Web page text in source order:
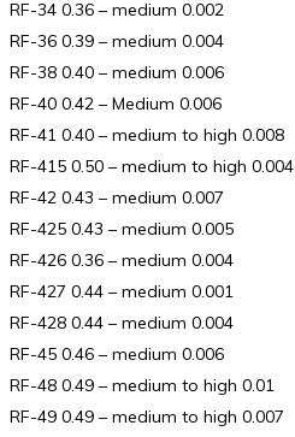
RF-34 0.36 – medium 0.002
RF-36 0.39 – medium 0.004
RF-38 0.40 – medium 0.006
RF-40 0.42 – Medium 0.006
RF-41 0.40 – medium to high 0.008
RF-415 0.50 – medium to high 0.004
RF-42 0.43 – medium 0.007
RF-425 0.43 – medium 0.005
RF-426 0.36 – medium 0.004
RF-427 0.44 – medium 0.001
RF-428 0.44 – medium 0.004
RF-45 0.46 – medium 0.006
RF-48 0.49 – medium to high 0.01
RF-49 0.49 – medium to high 0.007